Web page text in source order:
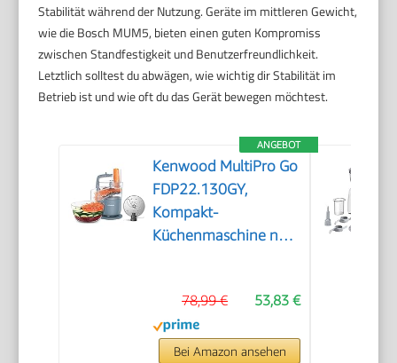
Stabilität während der Nutzung. Geräte im mittleren Gewicht,
wie die Bosch MUM5, bieten einen guten Kompromiss
zwischen Standfestigkeit und Benutzerfreundlichkeit.
Letztlich solltest du abwägen, wie wichtig dir Stabilität im
Betrieb ist und wie oft du das Gerät bewegen möchtest.
ANGEBOT
Kenwood MultiPro Go
FDP22.130GY,
Kompakt-
Küchenmaschine nur
Pürieren und Teig
Kneten, Express-
Serve, 1,3 l
53,83 €
78,99 €
Bei Amazon ansehen